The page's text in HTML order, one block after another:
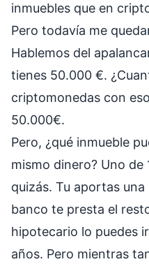
inmuebles que en
Pero todavía me
Hablemos del
tienes 50.000 €.
criptomonedas con
50.000€.
Pero, ¿qué inmueble
mismo dinero? Uno
quizás. Tu aportas
banco te presta el
hipotecario lo puedes
años. Pero mientras